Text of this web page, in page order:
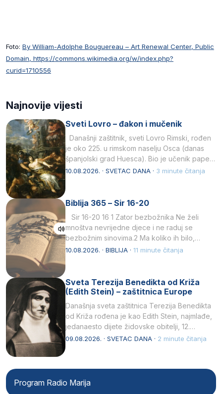
Foto: By William-Adolphe Bouguereau – Art Renewal Center, Public
Domain, https://commons.wikimedia.org/w/index.php?
curid=1710556
Najnovije vijesti
Sveti Lovro – đakon i mučenik
Današnji zaštitnik, sveti Lovro Rimski, rođen
je oko 225. u rimskom naselju Osca (danas
španjolski grad Huesca). Bio je učenik pape…
10.08.2026. · SVETAC DANA · 3 minute čitanja
Biblija 365 – Sir 16-20
Sir 16-20 16 1 Zator bezbožnika Ne želi
mnoštva nevrijedne djece i ne raduj se
bezbožnim sinovima.2 Ma koliko ih bilo,…
10.08.2026. · BIBLIJA · 11 minute čitanja
Sveta Terezija Benedikta od Križa
(Edith Stein) – zaštitnica Europe
Današnja sveta zaštitnica Terezija Benedikta
od Križa rođena je kao Edith Stein, najmlađe,
jedanaesto dijete židovske obitelji, 12.
listopada 1891, u Wrocławu…
09.08.2026. · SVETAC DANA · 2 minute čitanja
Program Radio Marija